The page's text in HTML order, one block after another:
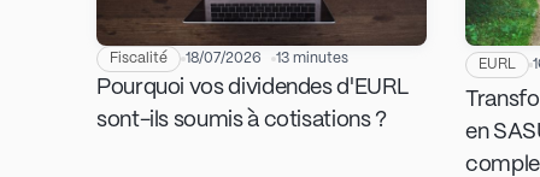
Fiscalité 18/07/2026 13 minutes
Pourquoi vos dividendes d'EURL
sont-ils soumis à cotisations ?
EURL
en